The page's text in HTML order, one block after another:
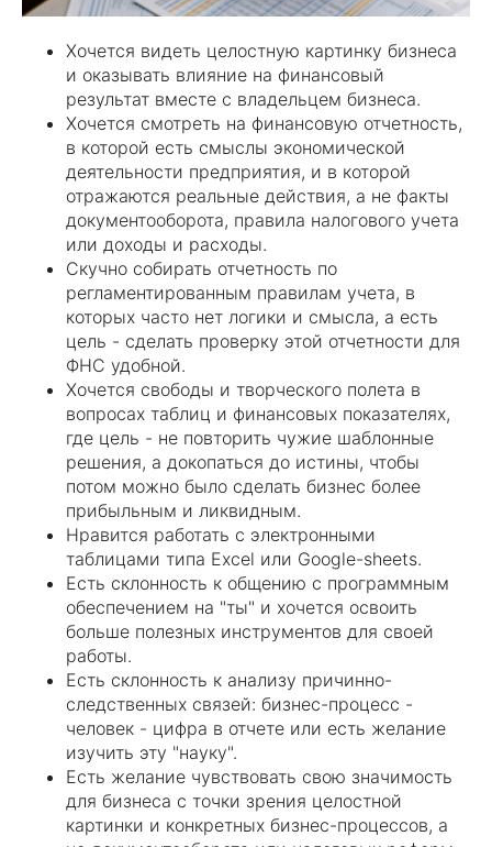
Хочется видеть целостную картинку бизнеса
и оказывать влияние на финансовый
результат вместе с владельцем бизнеса.
Хочется смотреть на финансовую отчетность,
в которой есть смыслы экономической
деятельности предприятия, и в которой
отражаются реальные действия, а не факты
документооборота, правила налогового учета
или доходы и расходы.
Скучно собирать отчетность по
регламентированным правилам учета, в
которых часто нет логики и смысла, а есть
цель - сделать проверку этой отчетности для
ФНС удобной.
Хочется свободы и творческого полета в
вопросах таблиц и финансовых показателях,
где цель - не повторить чужие шаблонные
решения, а докопаться до истины, чтобы
потом можно было сделать бизнес более
прибыльным и ликвидным.
Нравится работать с электронными
таблицами типа Excel или Google-sheets.
Есть склонность к общению с программным
обеспечением на "ты" и хочется освоить
больше полезных инструментов для своей
работы.
Есть склонность к анализу причинно-
следственных связей: бизнес-процесс -
человек - цифра в отчете или есть желание
изучить эту "науку".
Есть желание чувствовать свою значимость
для бизнеса с точки зрения целостной
картинки и конкретных бизнес-процессов, а